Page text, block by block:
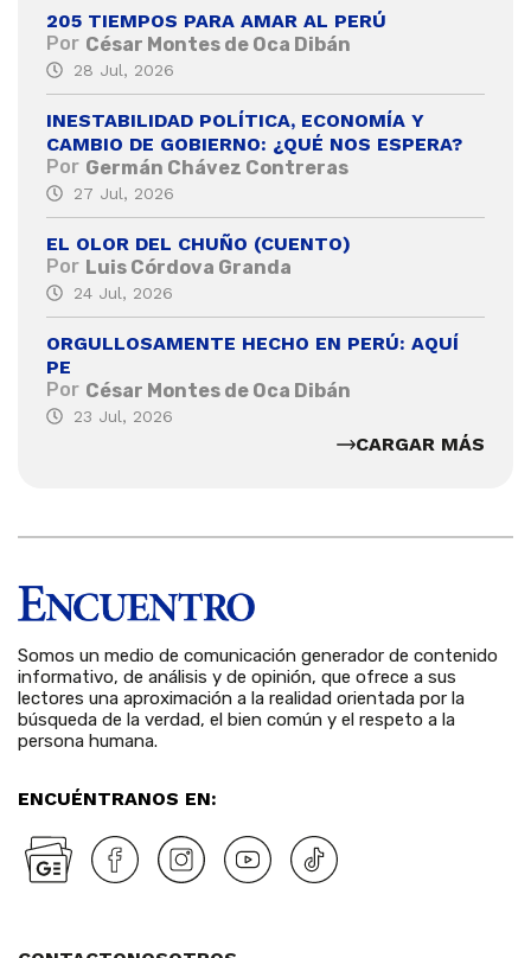
205 TIEMPOS PARA AMAR AL PERÚ
Por César Montes de Oca Dibán
28 Jul, 2026
INESTABILIDAD POLÍTICA, ECONOMÍA Y
CAMBIO DE GOBIERNO: ¿QUÉ NOS ESPERA?
Por Germán Chávez Contreras
27 Jul, 2026
EL OLOR DEL CHUÑO (CUENTO)
Por Luis Córdova Granda
24 Jul, 2026
ORGULLOSAMENTE HECHO EN PERÚ: AQUÍ
PE
Por César Montes de Oca Dibán
23 Jul, 2026
CARGAR MÁS
Somos un medio de comunicación generador de contenido
informativo, de análisis y de opinión, que ofrece a sus
lectores una aproximación a la realidad orientada por la
búsqueda de la verdad, el bien común y el respeto a la
persona humana.
ENCUÉNTRANOS EN: